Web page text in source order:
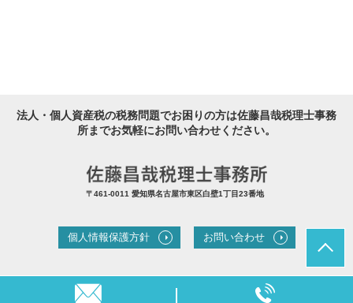
法人・個人資産税の税務問題でお困りの方は佐藤昌哉税理士事務
所までお気軽にお問い合わせください。
〒461-0011 愛知県名古屋市東区白壁1丁目23番地
個人情報保護方針 お問い合わせ
© 【名古屋 税理士】佐藤昌哉税理士事務所